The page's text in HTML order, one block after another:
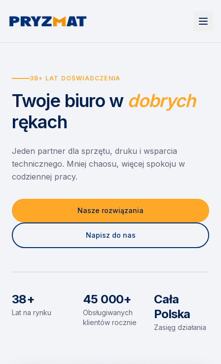
Urządzenia
Drukarki i urządzenia wielofunkcyjne
Etykiety i identyfikacja
Skanery i obieg dokumentów
Monitory interaktywne
Niszczarki dokumentów
Wynajem drukarek
Wynajem urządzeń biurowych
Asystent druku
EZD RP
Misja szkoła
Serwis
O nas
Kontakt
38+ LAT DOŚWIADCZENIA
Twoje biuro w dobrych
rękach
Jeden partner dla sprzętu, druku i wsparcia
technicznego. Mniej chaosu, więcej spokoju w
codziennej pracy.
Nasze rozwiązania
Napisz do nas
38+
Lat na rynku
45 000+
Obsługiwanych
klientów rocznie
Cała
Polska
Zasięg działania